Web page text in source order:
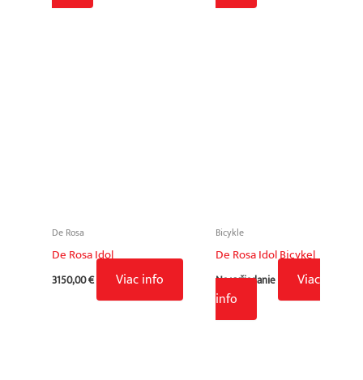
De Rosa
De Rosa Idol
3150,00€ Viac info
Bicykle
De Rosa Idol Bicykel
Na vyžiadanie
Viac
info